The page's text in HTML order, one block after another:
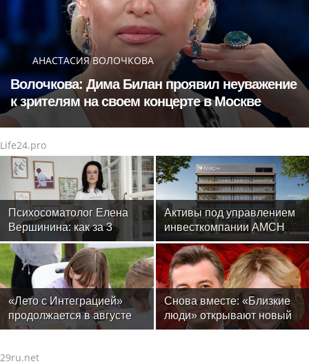
АНАСТАСИЯ ВОЛОЧКОВА
Волочкова: Дима Билан проявил неуважение
к зрителям на своем концерте в Москве
Life24.pro
Психосоматолог Елена
Вершинина: как за 3
минуты вернуть себе
равновесие
Активы под управлением
инвесткомпании AMCH
превысили $50 млн
«Лето с Интеграцией»
продолжается в августе
— заключительный месяц
Снова вместе: «Близкие
люди» открывают новый
театральный сезон
29ru.net